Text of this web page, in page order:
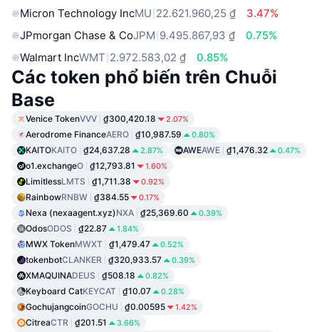
Micron Technology IncMU 22.621.960,25 ₫
3.47%
JPmorgan Chase & CoJPM 9.495.867,93 ₫
0.75%
Walmart IncWMT 2.972.583,02 ₫ 0.85%
Các token phổ biến trên Chuỗi
Base
Venice TokenVVV ₫300,420.18 2.07%
Aerodrome FinanceAERO ₫10,987.59 0.80%
KAITOKAITO ₫24,637.28 2.87% AWEAWE ₫1,476.32 0.47%
o1.exchangeO ₫12,793.81 1.60%
LimitlessLMTS ₫1,711.38 0.92%
RainbowRNBW ₫384.55 0.17%
Nexa (nexaagent.xyz)NXA ₫25,369.60 0.39%
OdosODOS ₫22.87 1.84%
MWX TokenMWXT ₫1,479.47 0.52%
tokenbotCLANKER ₫320,933.57 0.39%
XMAQUINADEUS ₫508.18 0.82%
Keyboard CatKEYCAT ₫10.07 0.28%
GochujangcoinGOCHU ₫0.00595 1.42%
CitreaCTR ₫201.51 3.66%